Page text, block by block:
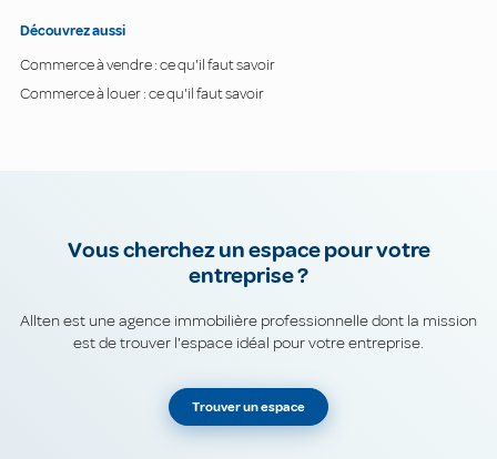
Découvrez aussi
Commerce à vendre : ce qu'il faut savoir
Commerce à louer : ce qu'il faut savoir
Vous cherchez un espace pour votre
entreprise ?
Allten est une agence immobilière professionnelle dont la mission
est de trouver l'espace idéal pour votre entreprise.
Trouver un espace